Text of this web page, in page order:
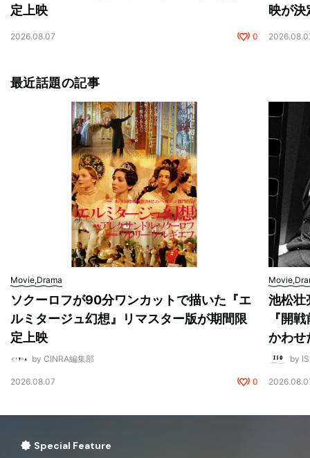
定上映
2026.08.07 0
映が決
最近話題の記事
Movie,Drama
ソクーロフが90分ワンカットで描いた『エ
ルミタージュ幻想』リマスター版が期間限
定上映
by CINRA編集部
2026.08.07 0
池松壮
『開
かわせ
by
Special Feature